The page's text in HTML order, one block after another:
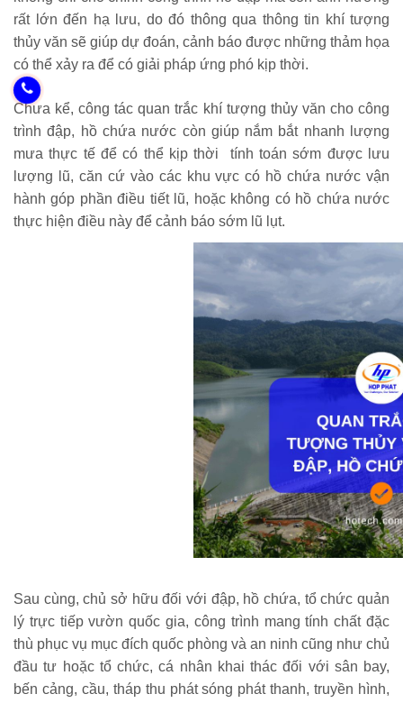
rất lớn đến hạ lưu, do đó thông qua thông tin khí tượng
thủy văn sẽ giúp dự đoán, cảnh báo được những thảm họa
có thể xảy ra để có giải pháp ứng phó kịp thời.
Chưa kể, công tác quan trắc khí tượng thủy văn cho công
trình đập, hồ chứa nước còn giúp nắm bắt nhanh lượng
mưa thực tế để có thể kịp thời tính toán sớm được lưu
lượng lũ, căn cứ vào các khu vực có hồ chứa nước vận
hành góp phần điều tiết lũ, hoặc không có hồ chứa nước
thực hiện điều này để cảnh báo sớm lũ lụt.
Sau cùng, chủ sở hữu đối với đập, hồ chứa, tổ chức quản
lý trực tiếp vườn quốc gia, công trình mang tính chất đặc
thù phục vụ mục đích quốc phòng và an ninh cũng như chủ
đầu tư hoặc tổ chức, cá nhân khai thác đối với sân bay,
bến cảng, cầu, tháp thu phát sóng phát thanh, truyền hình,